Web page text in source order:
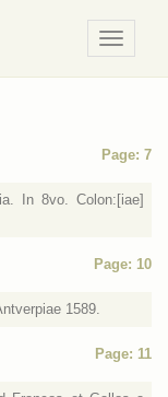
/
Meniu
Page: 7
In 8vo. Colon:[iae]
Page: 10
1589.
Page: 11